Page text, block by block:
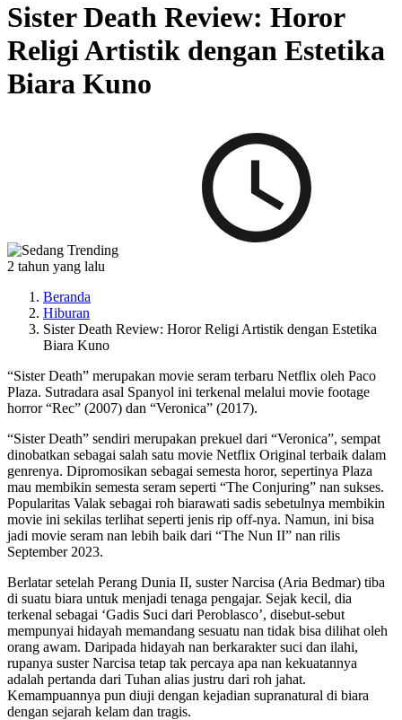
Sister Death Review: Horor
Religi Artistik dengan Estetika
Biara Kuno
2 tahun yang lalu
Beranda
Hiburan
Sister Death Review: Horor Religi Artistik dengan Estetika
Biara Kuno
“Sister Death” merupakan movie seram terbaru Netflix oleh Paco
Plaza. Sutradara asal Spanyol ini terkenal melalui movie footage
horror “Rec” (2007) dan “Veronica” (2017).
“Sister Death” sendiri merupakan prekuel dari “Veronica”, sempat
dinobatkan sebagai salah satu movie Netflix Original terbaik dalam
genrenya. Dipromosikan sebagai semesta horor, sepertinya Plaza
mau membikin semesta seram seperti “The Conjuring” nan sukses.
Popularitas Valak sebagai roh biarawati sadis sebetulnya membikin
movie ini sekilas terlihat seperti jenis rip off-nya. Namun, ini bisa
jadi movie seram nan lebih baik dari “The Nun II” nan rilis
September 2023.
Berlatar setelah Perang Dunia II, suster Narcisa (Aria Bedmar) tiba
di suatu biara untuk menjadi tenaga pengajar. Sejak kecil, dia
terkenal sebagai ‘Gadis Suci dari Peroblasco’, disebut-sebut
mempunyai hidayah memandang sesuatu nan tidak bisa dilihat oleh
orang awam. Daripada hidayah nan berkarakter suci dan ilahi,
rupanya suster Narcisa tetap tak percaya apa nan kekuatannya
adalah pertanda dari Tuhan alias justru dari roh jahat.
Kemampuannya pun diuji dengan kejadian supranatural di biara
dengan sejarah kelam dan tragis.